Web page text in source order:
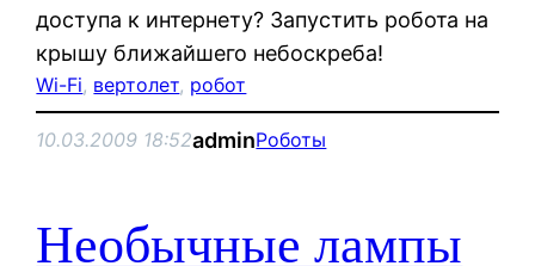
доступа к интернету? Запустить робота на
крышу ближайшего небоскреба!
Wi-Fi, вертолет, робот
10.03.2009 18:52adminРоботы
Необычные лампы